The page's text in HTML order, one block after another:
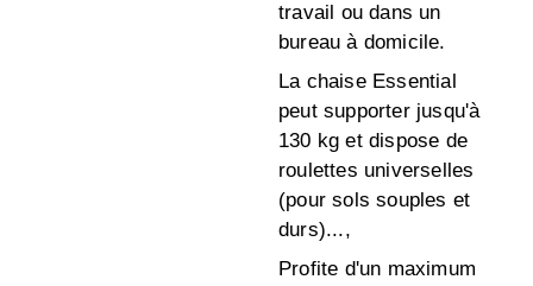
travail ou dans un
bureau à domicile.
La chaise Essential
peut supporter jusqu'à
130 kg et dispose de
roulettes universelles
(pour sols souples et
durs)...,
Profite d'un maximum